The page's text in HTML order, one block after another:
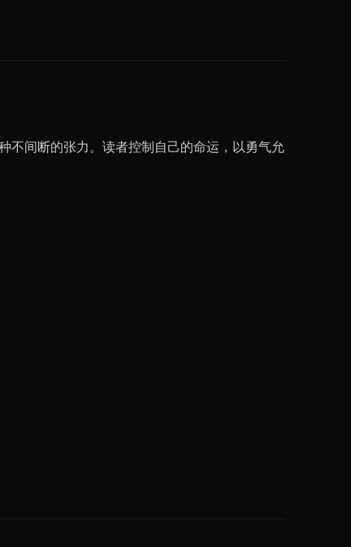
间断的张力。读者控制自己的命运，以勇气允